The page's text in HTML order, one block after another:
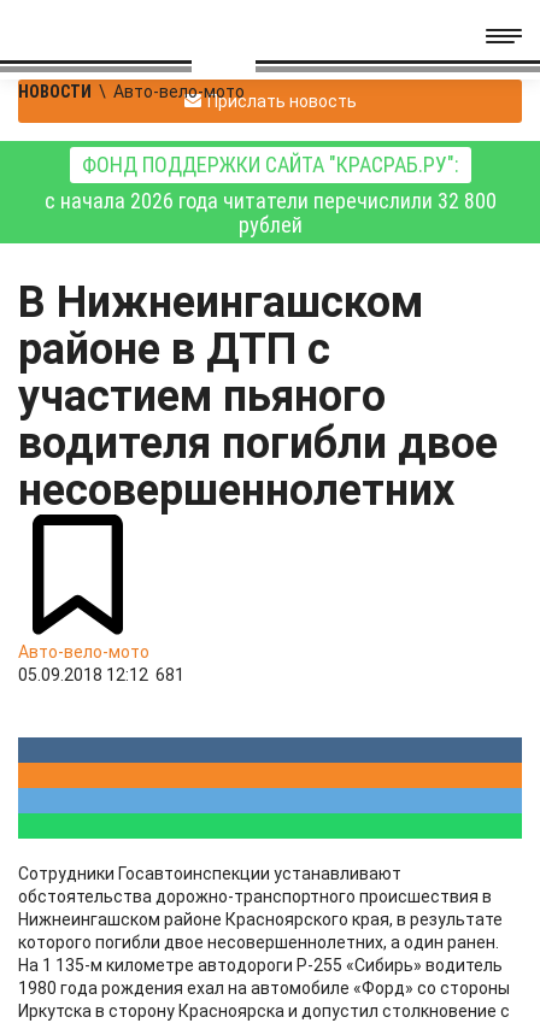
НОВОСТИ \ Авто-вело-мотоПрислать новость
ФОНД ПОДДЕРЖКИ САЙТА "КРАСРАБ.РУ":
с начала 2026 года читатели перечислили 32 800
рублей
В Нижнеингашском
районе в ДТП с
участием пьяного
водителя погибли двое
несовершеннолетних
Авто-вело-мото
05.09.2018 12:12 681
Сотрудники Госавтоинспекции устанавливают
обстоятельства дорожно-транспортного происшествия в
Нижнеингашском районе Красноярского края, в результате
которого погибли двое несовершеннолетних, а один ранен.
На 1 135-м километре автодороги Р-255 «Сибирь» водитель
1980 года рождения ехал на автомобиле «Форд» со стороны
Иркутска в сторону Красноярска и допустил столкновение с